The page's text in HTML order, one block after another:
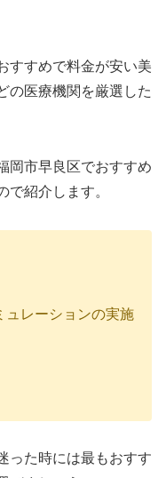
すすめで料金が安い美
の医療機関を厳選した
岡市早良区でおすすめ
紹介します。
ュレーションの実施
った時には最もおすす